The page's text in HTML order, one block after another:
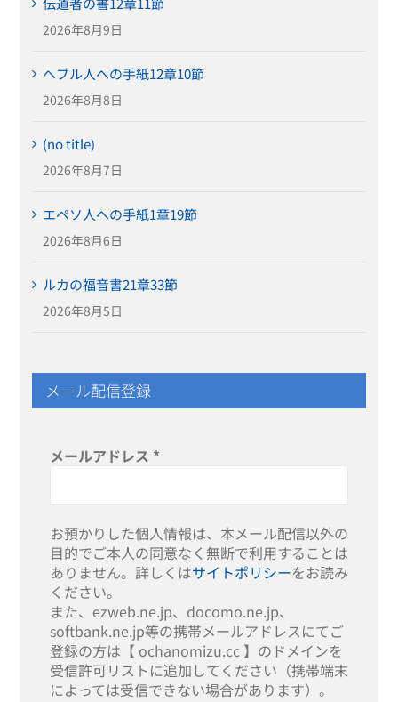
2026年8月9日
ヘブル人への手紙12章10節
2026年8月8日
(no title)
2026年8月7日
エペソ人への手紙1章19節
2026年8月6日
ルカの福音書21章33節
2026年8月5日
メール配信登録
メールアドレス *
お預かりした個人情報は、本メール配信以外の
目的でご本人の同意なく無断で利用することは
ありません。詳しくはサイトポリシーをお読み
ください。
また、ezweb.ne.jp、docomo.ne.jp、
softbank.ne.jp等の携帯メールアドレスにてご
登録の方は【 ochanomizu.cc 】のドメインを
受信許可リストに追加してください（携帯端末
によっては受信できない場合があります）。